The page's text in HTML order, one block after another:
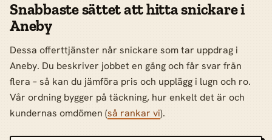
Snabbaste sättet att hitta snickare i
Aneby
Dessa offerttjänster når snickare som tar uppdrag i
Aneby. Du beskriver jobbet en gång och får svar från
flera – så kan du jämföra pris och upplägg i lugn och ro.
Vår ordning bygger på täckning, hur enkelt det är och
kundernas omdömen (så rankar vi).